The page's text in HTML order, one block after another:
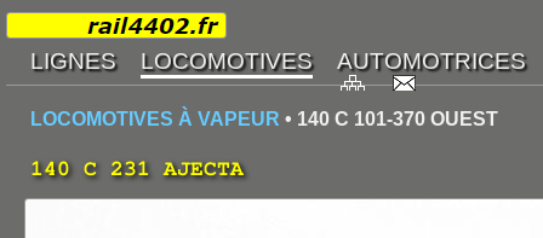
LOCOMOTIVES À VAPEUR • 140 C 101-370 OUEST
140 C 231 AJECTA